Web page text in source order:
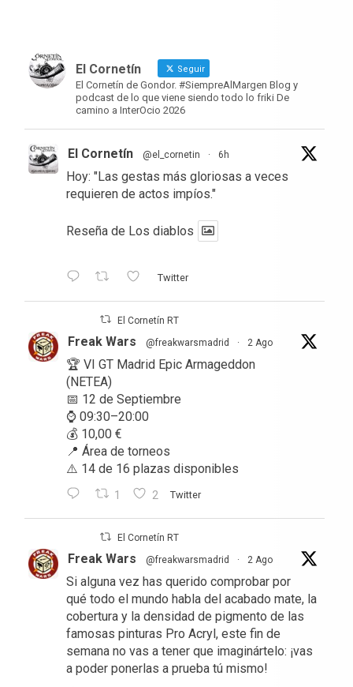
El Cornetín Seguir
El Cornetín de Gondor. #SiempreAlMargen Blog y
podcast de lo que viene siendo todo lo friki De
camino a InterOcio 2026
El Cornetín @el_cornetin · 6h
Hoy: "Las gestas más gloriosas a veces
requieren de actos impíos."
Reseña de Los diablos
Twitter
El Cornetín RT
Freak Wars @freakwarsmadrid · 2 Ago
🏆 VI GT Madrid Epic Armageddon
(NETEA)
📅 12 de Septiembre
⌚ 09:30–20:00
💰 10,00 €
📍 Área de torneos
⚠️ 14 de 16 plazas disponibles
1 2 Twitter
El Cornetín RT
Freak Wars @freakwarsmadrid · 2 Ago
Si alguna vez has querido comprobar por
qué todo el mundo habla del acabado mate, la
cobertura y la densidad de pigmento de las
famosas pinturas Pro Acryl, este fin de
semana no vas a tener que imaginártelo: ¡vas
a poder ponerlas a prueba tú mismo!